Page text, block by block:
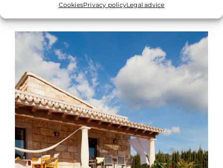
CookiesPrivacy policyLegal advice